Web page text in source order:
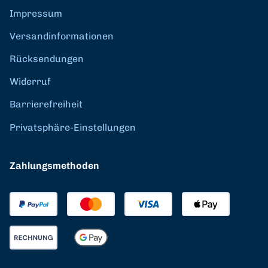
Impressum
Versandinformationen
Rücksendungen
Widerruf
Barrierefreiheit
Privatsphäre-Einstellungen
Zahlungsmethoden